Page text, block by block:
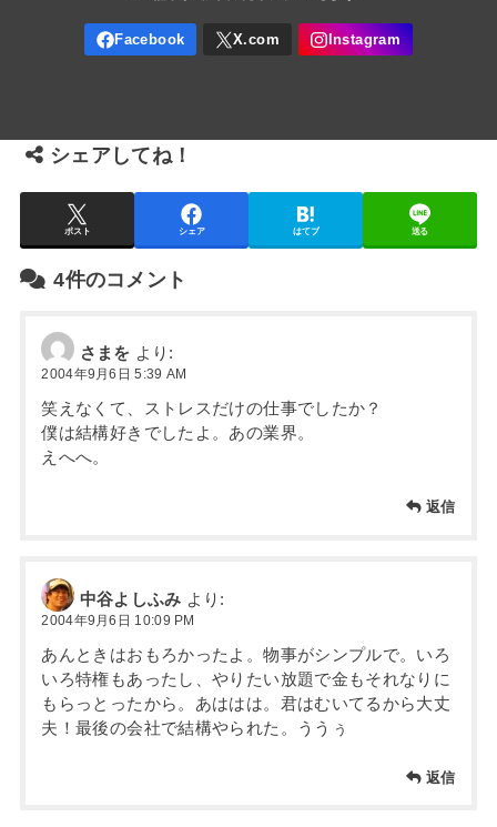
シェアしてね！
ポスト シェア はてブ 送る
4件のコメント
さまを より:
2004年9月6日 5:39 AM
笑えなくて、ストレスだけの仕事でしたか？
僕は結構好きでしたよ。あの業界。
えへへ。
返信
中谷よしふみ より:
2004年9月6日 10:09 PM
あんときはおもろかったよ。物事がシンプルで。いろ
いろ特権もあったし、やりたい放題で金もそれなりに
もらっとったから。あははは。君はむいてるから大丈
夫！最後の会社で結構やられた。ううぅ
返信